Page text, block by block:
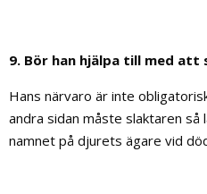
9. Bör han hjälpa till med att
Hans närvaro är inte
andra sidan måste slaktaren så
namnet på djurets ägare vid